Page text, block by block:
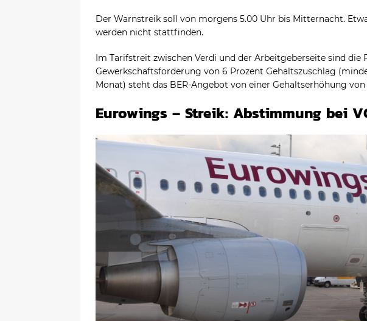
Der Warnstreik soll von morgens 5.00 Uhr bis Mitternacht.
werden nicht stattfinden.
Im Tarifstreit zwischen Verdi und der Arbeitgeberseite sind die
Gewerkschaftsforderung von 6 Prozent Gehaltszuschlag
Monat) steht das BER-Angebot von einer Gehaltserhöhung
Eurowings – Streik: Abstimmung bei